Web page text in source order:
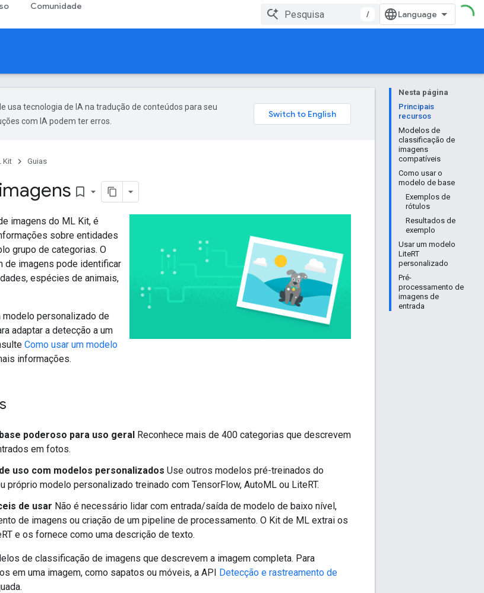
Comunidade
/
Nesta página
Principais
recursos
Modelos de
classificação de
imagens
compatíveis
Como usar o
modelo de base
Exemplos de
rótulos
Resultados de
exemplo
Usar um modelo
LiteRT
personalizado
Pré-
processamento de
imagens de
entrada
usa tecnologia de IA na tradução de conteúdos para seu
com IA podem ter erros.
Kit Guias
bookmark_border
imagens do ML Kit, é
sobre entidades
grupo de categorias. O
de imagens pode identificar
espécies de animais,
personalizado de
adaptar a detecção a um
Como usar um modelo
informações.
poderoso para uso geral Reconhece mais de 400 categorias que descrevem
em fotos.
uso com modelos personalizados Use outros modelos pré-treinados do
próprio modelo personalizado treinado com TensorFlow, AutoML ou LiteRT.
de usar Não é necessário lidar com entrada/saída de modelo de baixo nível,
de imagens ou criação de um pipeline de processamento. O Kit de ML extrai os
e os fornece como uma descrição de texto.
de classificação de imagens que descrevem a imagem completa. Para
em uma imagem, como sapatos ou móveis, a API Detecção e rastreamento de